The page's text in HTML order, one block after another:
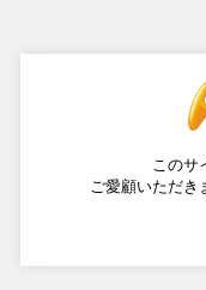
このサ
ご愛顧いただき